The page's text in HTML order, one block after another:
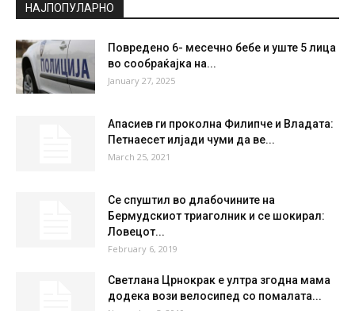
НАЈПОПУЛАРНО
Повредено 6- месечно бебе и уште 5 лица
во сообраќајка на...
January 27, 2025
Апасиев ги проколна Филипче и Владата:
Петнаесет илјади чуми да ве...
March 25, 2021
Се спуштил во длабочините на
Бермудскиот триаголник и се шокирал:
Ловецот...
February 6, 2019
Светлана Црнокрак е ултра згодна мама
додека вози велосипед со помалата...